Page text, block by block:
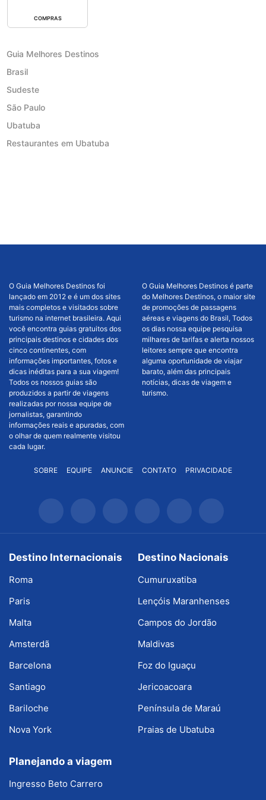
COMPRAS
Guia Melhores Destinos
Brasil
Sudeste
São Paulo
Ubatuba
Restaurantes em Ubatuba
O Guia Melhores Destinos foi
lançado em 2012 e é um dos sites
mais completos e visitados sobre
turismo na internet brasileira. Aqui
você encontra guias gratuitos dos
principais destinos e cidades dos
cinco continentes, com
informações importantes, fotos e
dicas inéditas para a sua viagem!
Todos os nossos guias são
produzidos a partir de viagens
realizadas por nossa equipe de
jornalistas, garantindo
informações reais e apuradas, com
o olhar de quem realmente visitou
cada lugar.
O Guia Melhores Destinos é parte
do Melhores Destinos, o maior site
de promoções de passagens
aéreas e viagens do Brasil, Todos
os dias nossa equipe pesquisa
milhares de tarifas e alerta nossos
leitores sempre que encontra
alguma oportunidade de viajar
barato, além das principais
notícias, dicas de viagem e
turismo.
SOBRE EQUIPE ANUNCIE CONTATO PRIVACIDADE
Destino Internacionais
Roma
Paris
Malta
Amsterdã
Barcelona
Santiago
Bariloche
Nova York
Destino Nacionais
Cumuruxatiba
Lençóis Maranhenses
Campos do Jordão
Maldivas
Foz do Iguaçu
Jericoacoara
Península de Maraú
Praias de Ubatuba
Planejando a viagem
Ingresso Beto Carrero